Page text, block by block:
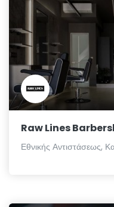
Raw Lines
Εθνικής Αντιστάσεως,